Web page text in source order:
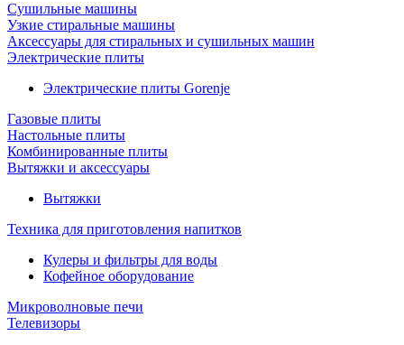
Сушильные машины
Узкие стиральные машины
Аксессуары для стиральных и сушильных машин
Электрические плиты
Электрические плиты Gorenje
Газовые плиты
Настольные плиты
Комбинированные плиты
Вытяжки и аксессуары
Вытяжки
Техника для приготовления напитков
Кулеры и фильтры для воды
Кофейное оборудование
Микроволновые печи
Телевизоры